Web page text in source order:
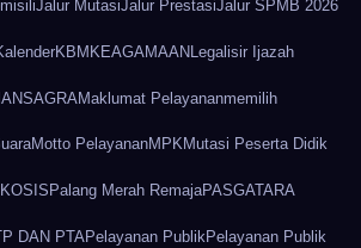
Jalur MutasiJalur PrestasiJalur SPMB 2026
KBM KEAGAMAAN Legalisir Ijazah
Maklumat Pelayananmemilih
Motto PelayananMPKMutasi Peserta Didik
OSIS Palang Merah RemajaPASGATARA
DAN PTA Pelayanan Publik Pelayanan Publik